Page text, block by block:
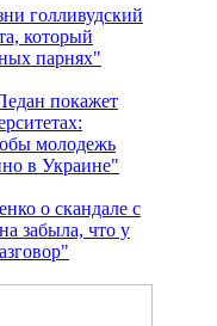
голливудский
который
парнях"
покажет
молодежь
в Украине"
о скандале с
забыла, что у